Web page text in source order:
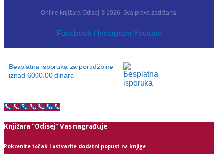
Online knjižara Odisej © 2026. Sva prava zadržana.
Facebook-f Instagram Youtube
Besplatna isporuka za porudžbine
iznad 6000.00 dinara
Call Now Button
Knjižara "Odisej" Vas nagrađuje
Pokrenite točak i ostvarite dodatni popust na knjige